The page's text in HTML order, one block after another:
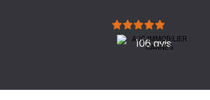
106 avis